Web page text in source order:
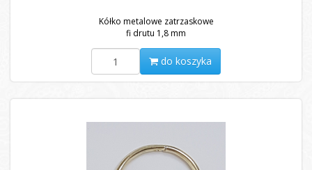
Kółko metalowe zatrzaskowe
fi drutu 1,8 mm
do koszyka